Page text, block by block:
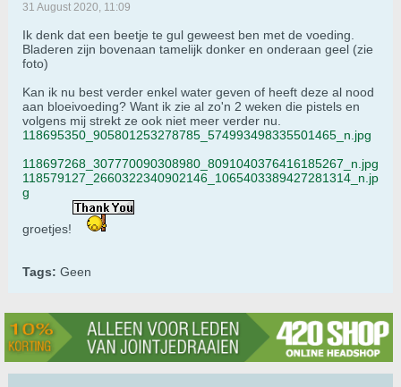
31 August 2020, 11:09
​​Ik denk dat een beetje te gul geweest ben met de voeding.
Bladeren zijn bovenaan tamelijk donker en onderaan geel (zie
foto)
Kan ik nu best verder enkel water geven of heeft deze al nood
aan bloeivoeding? Want ik zie al zo'n 2 weken die pistels en
volgens mij strekt ze ook niet meer verder nu.
118695350_905801253278785_574993498335501465_n.jpg
118697268_307770090308980_8091040376416185267_n.jpg
118579127_2660322340902146_1065403389427281314_n.jp
g
groetjes!
Tags: Geen